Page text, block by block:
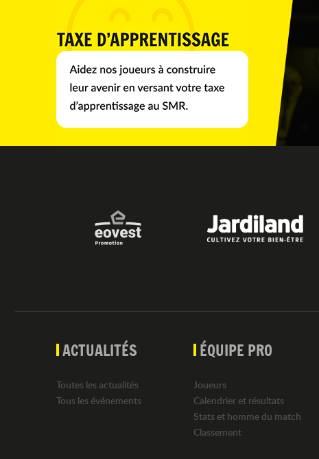
ACTUALITÉS
Toutes les actualités
Tous les événements
ÉQUIPE PRO
Joueurs
Calendrier et résultats
Stats et homme du match
Classement